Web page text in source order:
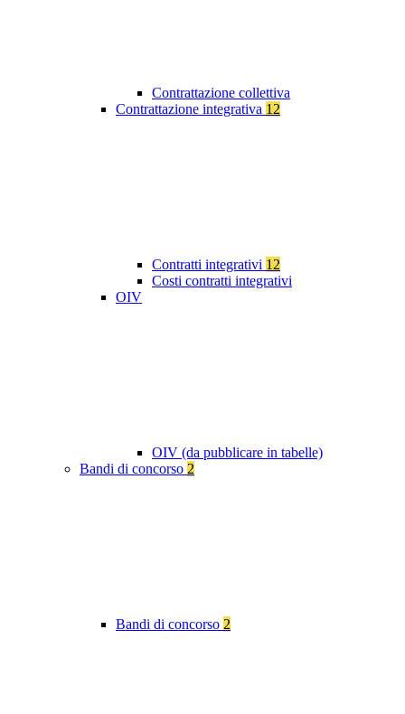
Contrattazione collettiva
Contrattazione integrativa 12
Contratti integrativi 12
Costi contratti integrativi
OIV
OIV (da pubblicare in tabelle)
Bandi di concorso 2
Bandi di concorso 2